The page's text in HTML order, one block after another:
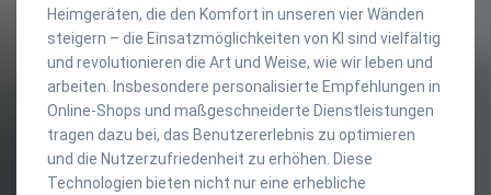
Heimgeräten, die den Komfort in unseren vier Wänden
steigern – die Einsatzmöglichkeiten von KI sind vielfältig
und revolutionieren die Art und Weise, wie wir leben und
arbeiten. Insbesondere personalisierte Empfehlungen in
Online-Shops und maßgeschneiderte Dienstleistungen
tragen dazu bei, das Benutzererlebnis zu optimieren
und die Nutzerzufriedenheit zu erhöhen. Diese
Technologien bieten nicht nur eine erhebliche